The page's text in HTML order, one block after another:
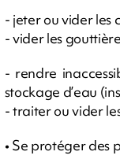
- jeter ou vider les
- vider les
- rendre
stockage d’eau
- traiter ou vider
• Se protéger des